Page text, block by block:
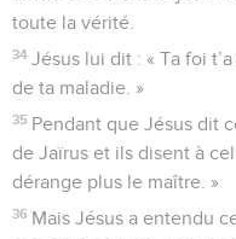
toute la vérité.
34 Jésus lui dit : « Ta foi
de ta maladie. »
35 Pendant que Jésus dit
de Jaïrus et ils disent à
dérange plus le maître. »
36 Mais Jésus a entendu